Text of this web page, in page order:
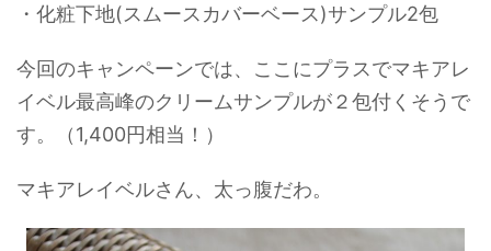
・化粧下地(スムースカバーベース)サンプル2包
今回のキャンペーンでは、ここにプラスでマキアレ
イベル最高峰のクリームサンプルが２包付くそうで
す。（1,400円相当！）
マキアレイベルさん、太っ腹だわ。